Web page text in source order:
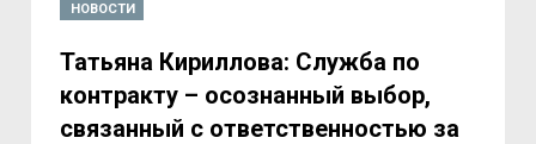
НОВОСТИ
Татьяна Кириллова: Служба по
контракту – осознанный выбор,
связанный с ответственностью за